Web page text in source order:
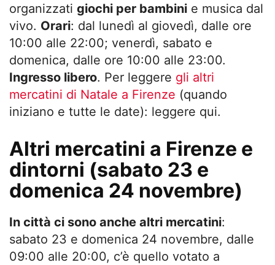
organizzati giochi per bambini e musica dal
vivo. Orari: dal lunedì al giovedì, dalle ore
10:00 alle 22:00; venerdì, sabato e
domenica, dalle ore 10:00 alle 23:00.
Ingresso libero. Per leggere gli altri
mercatini di Natale a Firenze (quando
iniziano e tutte le date): leggere qui.
Altri mercatini a Firenze e
dintorni (sabato 23 e
domenica 24 novembre)
In città ci sono anche altri mercatini:
sabato 23 e domenica 24 novembre, dalle
09:00 alle 20:00, c’è quello votato a